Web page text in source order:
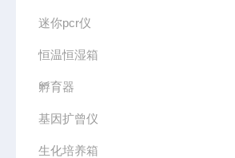
迷你pcr仪
恒温恒湿箱
孵育器
基因扩曾仪
生化培养箱